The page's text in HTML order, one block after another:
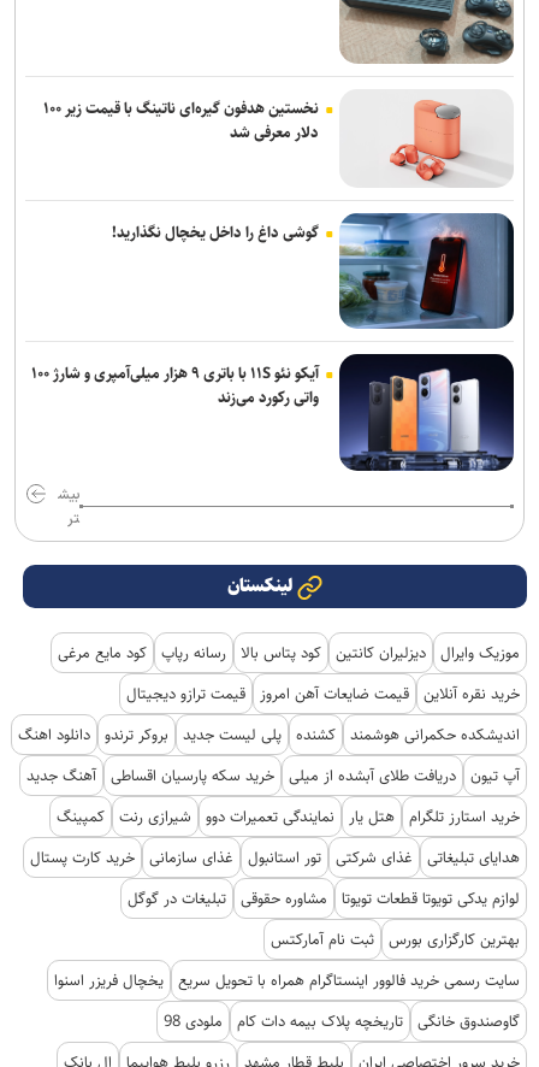
نخستین هدفون گیره‌ای ناتینگ با قیمت زیر ۱۰۰
دلار معرفی شد
گوشی داغ را داخل یخچال نگذارید!
آیکو نئو ۱۱S با باتری ۹ هزار میلی‌آمپری و شارژ ۱۰۰
واتی رکورد می‌زند
بیش
تر
لینکستان
موزیک وایرال دیزلیران کانتین کود پتاس بالا رسانه رپاپ کود مایع مرغی
خرید نقره آنلاین قیمت ضایعات آهن امروز
قیمت ترازو دیجیتال
اندیشکده حکمرانی هوشمند کشنده پلی لیست جدید بروکر ترندو دانلود اهنگ
آپ تیون دریافت طلای آبشده از میلی خرید سکه پارسیان اقساطی آهنگ جدید
خرید استارز تلگرام هتل یار نمایندگی تعمیرات دوو شیرازی رنت کمپینگ
هدایای تبلیغاتی
غذای شرکتی تور استانبول غذای سازمانی خرید کارت پستال
لوازم یدکی تویوتا قطعات تویوتا
مشاوره حقوقی تبلیغات در گوگل
بهترین کارگزاری بورس ثبت نام آمارکتس
سایت رسمی خرید فالوور اینستاگرام همراه با تحویل سریع یخچال فریزر اسنوا
گاوصندوق خانگی تاریخچه پلاک بیمه دات کام
ملودی 98
خرید سرور اختصاصی ایران
بلیط قطار مشهد رزرو بلیط هواپیما ال بانک